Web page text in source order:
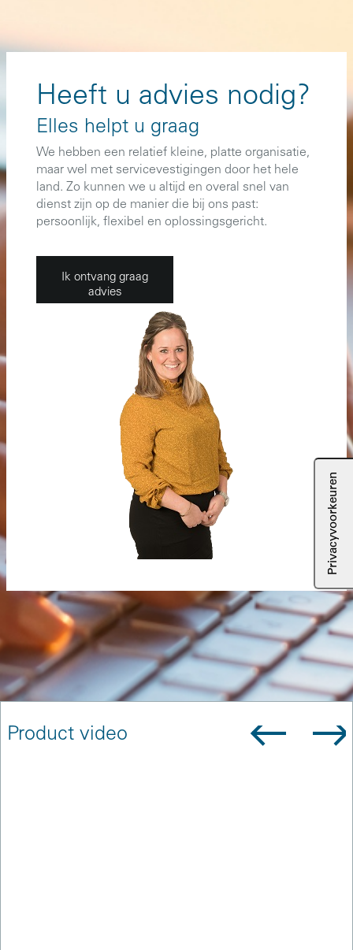
Heeft u advies nodig?
Elles helpt u graag
We hebben een relatief kleine, platte organisatie,
maar wel met servicevestigingen door het hele
land. Zo kunnen we u altijd en overal snel van
dienst zijn op de manier die bij ons past:
persoonlijk, flexibel en oplossingsgericht.
Ik ontvang graag
advies
Product video